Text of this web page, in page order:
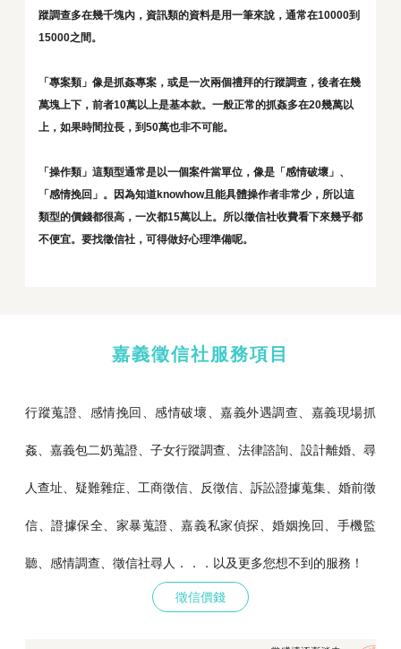
蹤調查多在幾千塊內，資訊類的資料是用一筆來說，通常在10000到
15000之間。
「專案類」像是抓姦專案，或是一次兩個禮拜的行蹤調查，後者在幾
萬塊上下，前者10萬以上是基本款。一般正常的抓姦多在20幾萬以
上，如果時間拉長，到50萬也非不可能。
「操作類」這類型通常是以一個案件當單位，像是「感情破壞」、
「感情挽回」。因為知道knowhow且能具體操作者非常少，所以這
類型的價錢都很高，一次都15萬以上。所以徵信社收費看下來幾乎都
不便宜。要找徵信社，可得做好心理準備呢。
嘉義徵信社服務項目
行蹤蒐證、感情挽回、感情破壞、嘉義外遇調查、嘉義現場抓
姦、嘉義包二奶蒐證、子女行蹤調查、法律諮詢、設計離婚、尋
人查址、疑難雜症、工商徵信、反徵信、訴訟證據蒐集、婚前徵
信、證據保全、家暴蒐證、嘉義私家偵探、婚姻挽回、手機監
聽、感情調查、徵信社尋人．．．以及更多您想不到的服務！
徵信價錢